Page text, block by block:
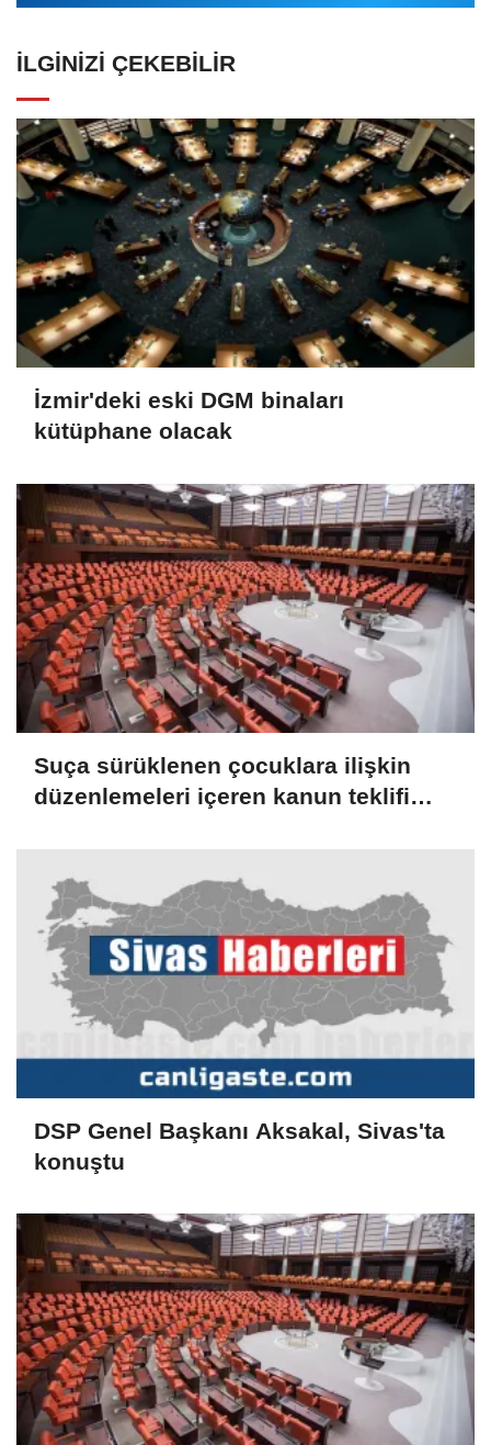
İLGINIZI ÇEKEBILIR
İzmir'deki eski DGM binaları
kütüphane olacak
Suça sürüklenen çocuklara ilişkin
düzenlemeleri içeren kanun teklifi
(2)
DSP Genel Başkanı Aksakal, Sivas'ta
konuştu